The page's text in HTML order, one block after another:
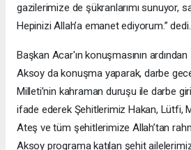
gazilerimize de şükranlarımı sunuyor,
Hepinizi Allah’a emanet ediyorum.” dedi.
Başkan Acar'ın konuşmasının
Aksoy da konuşma yaparak, darbe
Milleti’nin kahraman duruşu ile darbe
ifade ederek Şehitlerimiz Hakan, Lütfi,
Ateş ve tüm şehitlerimize Allah’tan
Aksoy programa katılan şehit